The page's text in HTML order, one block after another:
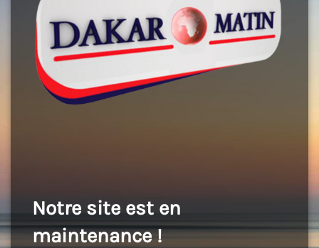
Notre site est en
maintenance !